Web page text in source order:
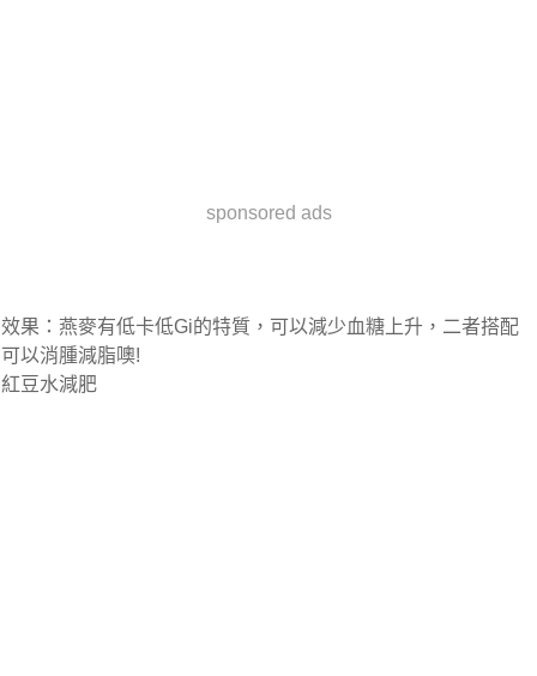
sponsored ads
效果：燕麥有低卡低Gi的特質，可以減少血糖上升，二者搭配
可以消腫減脂噢!
紅豆水減肥